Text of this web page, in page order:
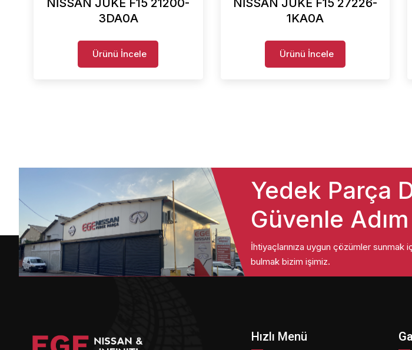
3DA0A
Ürünü İncele
1KA0A
Ürünü İncele
Yedek Parça
Güvenle Adım
İhtiyaçlarınıza uygun çözümler sunmak
bulmak bizim işimiz.
Hızlı Menü